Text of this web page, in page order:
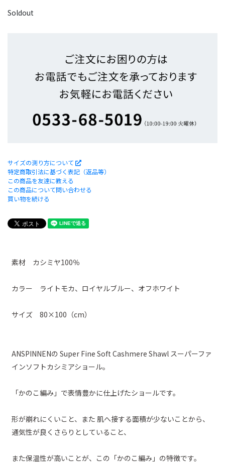
Soldout
サイズの測り方について
特定商取引法に基づく表記（返品等）
この商品を友達に教える
この商品について問い合わせる
買い物を続ける
素材 カシミヤ100％
カラー ライトモカ、ロイヤルブルー、オフホワイト
サイズ 80×100（cm）
ANSPINNENの Super Fine Soft Cashmere Shawl スーパーファ
インソフトカシミアショール。
「かのこ編み」で表情豊かに仕上げたショールです。
形が崩れにくいこと、また 肌へ接する面積が少ないことから、
通気性が良くさらりとしていること、
また保温性が高いことが、この「かのこ編み」の特徴です。